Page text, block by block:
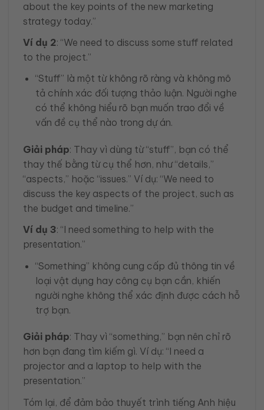
about the key points of the new marketing
strategy today.”
Ví dụ 2: “We need to discuss some stuff related
to the project.”
“Stuff” là một từ không rõ ràng và không mô
tả chính xác đối tượng thảo luận. Người nghe
có thể không hiểu rõ bạn muốn trao đổi về
vấn đề cụ thể nào trong dự án.
Giải pháp: Thay vì dùng từ “stuff”, bạn có thể
thay thế bằng từ cụ thể hơn, như “details,”
“aspects,” hoặc “issues.” Ví dụ: “We need to
discuss the key aspects of the project, such as
the budget and timeline.”
Ví dụ 3: “I need something to help with the
presentation.”
“Something” không cung cấp đủ thông tin về
loại vật dụng hay công cụ bạn cần, khiến
người nghe không thể xác định được cách hỗ
trợ bạn.
Giải pháp: Thay vì “something,” bạn nên chỉ rõ
hơn bạn đang tìm kiếm gì. Ví dụ: “I need a
projector and a laptop to help with the
presentation.”
Tóm lại, để đảm bảo thuyết trình tiếng Anh hiệu